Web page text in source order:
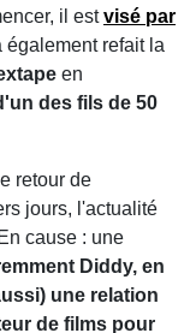
il estvisé par
également refait la
en
des fils de 50
retour de
jours, l'actualité
cause : une
Diddy, en
une relation
de films pour